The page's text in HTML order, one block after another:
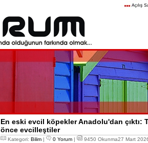
En eski evcil köpekler Anadolu'dan çıktı:
önce evcilleştiler
Kategori: Bilim | 0 Yorum | 9450 Okunma27 Mart